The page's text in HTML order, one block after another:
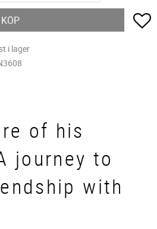
KÖP
i lager
of his
journey to
with